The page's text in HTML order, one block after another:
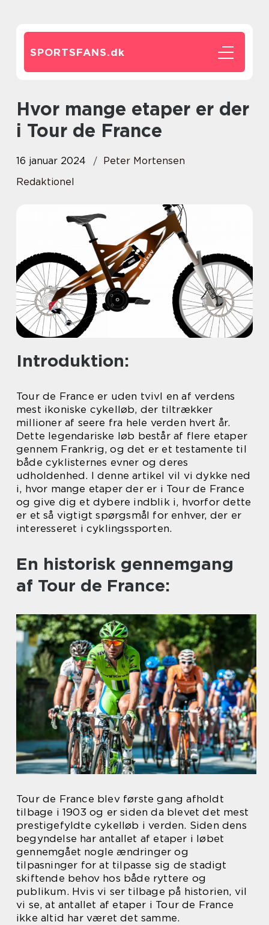
SPORTSFANS.dk
Hvor mange etaper er der
i Tour de France
16 januar 2024
Peter Mortensen
Redaktionel
Introduktion:
Tour de France er uden tvivl en af verdens
mest ikoniske cykelløb, der tiltrækker
millioner af seere fra hele verden hvert år.
Dette legendariske løb består af flere etaper
gennem Frankrig, og det er et testamente til
både cyklisternes evner og deres
udholdenhed. I denne artikel vil vi dykke ned
i, hvor mange etaper der er i Tour de France
og give dig et dybere indblik i, hvorfor dette
er et så vigtigt spørgsmål for enhver, der er
interesseret i cyklingssporten.
En historisk gennemgang
af Tour de France:
Tour de France blev første gang afholdt
tilbage i 1903 og er siden da blevet det mest
prestigefyldte cykelløb i verden. Siden dens
begyndelse har antallet af etaper i løbet
gennemgået nogle ændringer og
tilpasninger for at tilpasse sig de stadigt
skiftende behov hos både ryttere og
publikum. Hvis vi ser tilbage på historien, vil
vi se, at antallet af etaper i Tour de France
ikke altid har været det samme.